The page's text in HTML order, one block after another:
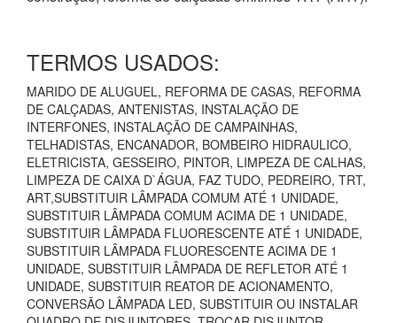
TERMOS USADOS:
MARIDO DE ALUGUEL, REFORMA DE CASAS, REFORMA
DE CALÇADAS, ANTENISTAS, INSTALAÇÃO DE
INTERFONES, INSTALAÇÃO DE CAMPAINHAS,
TELHADISTAS, ENCANADOR, BOMBEIRO HIDRAULICO,
ELETRICISTA, GESSEIRO, PINTOR, LIMPEZA DE CALHAS,
LIMPEZA DE CAIXA D`ÁGUA, FAZ TUDO, PEDREIRO, TRT,
ART,SUBSTITUIR LÂMPADA COMUM ATÉ 1 UNIDADE,
SUBSTITUIR LÂMPADA COMUM ACIMA DE 1 UNIDADE,
SUBSTITUIR LÂMPADA FLUORESCENTE ATÉ 1 UNIDADE,
SUBSTITUIR LÂMPADA FLUORESCENTE ACIMA DE 1
UNIDADE, SUBSTITUIR LÂMPADA DE REFLETOR ATÉ 1
UNIDADE, SUBSTITUIR REATOR DE ACIONAMENTO,
CONVERSÃO LÂMPADA LED, SUBSTITUIR OU INSTALAR